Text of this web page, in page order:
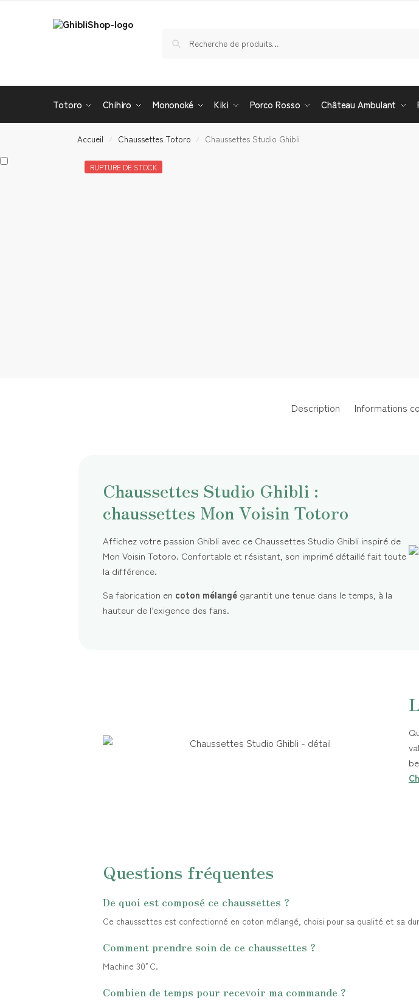
Totoro Chihiro Mononoké Kiki Porco Rosso Château Ambulant
Accueil / Chaussettes Totoro / Chaussettes Studio Ghibli
RUPTURE DE STOCK
Description Informations
Chaussettes Studio Ghibli :
chaussettes Mon Voisin Totoro
Affichez votre passion Ghibli avec ce Chaussettes Studio Ghibli inspiré de
Mon Voisin Totoro. Confortable et résistant, son imprimé détaillé fait toute
la différence.
Sa fabrication en coton mélangégarantit une tenue dans le temps, à la
hauteur de l’exigence des fans.
Questions fréquentes
De quoi est composé ce chaussettes ?
Ce chaussettes est confectionné en coton mélangé, choisi pour sa qualité et sa
Comment prendre soin de ce chaussettes ?
Machine 30°C.
Combien de temps pour recevoir ma commande ?